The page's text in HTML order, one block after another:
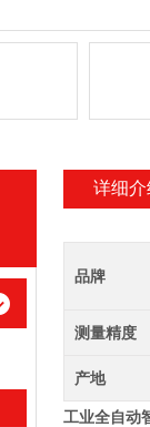
详细介
品牌
测量精度
产地
工业全自动